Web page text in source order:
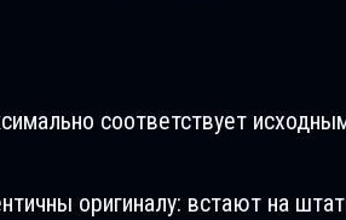
соответствует
оригиналу: встают на